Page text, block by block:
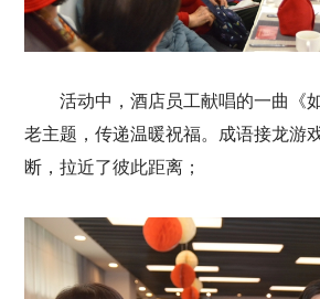
活动中，酒店员工献唱的一曲《
老主题，传递温暖祝福。成语接龙游
断，拉近了彼此距离；